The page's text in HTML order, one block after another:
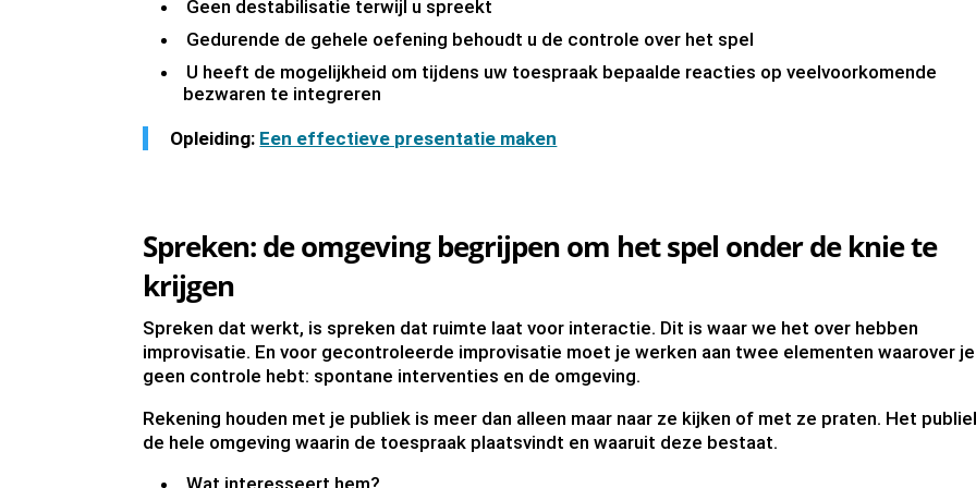
Geen destabilisatie terwijl u spreekt
Gedurende de gehele oefening behoudt u de controle over het spel
U heeft de mogelijkheid om tijdens uw toespraak bepaalde reacties op veelvoorkomende
bezwaren te integreren
Opleiding: Een effectieve presentatie maken
Spreken: de omgeving begrijpen om het spel onder de knie te
krijgen
Spreken dat werkt, is spreken dat ruimte laat voor interactie. Dit is waar we het over hebben
improvisatie. En voor gecontroleerde improvisatie moet je werken aan twee elementen waarover je
geen controle hebt: spontane interventies en de omgeving.
Rekening houden met je publiek is meer dan alleen maar naar ze kijken of met ze praten. Het
de hele omgeving waarin de toespraak plaatsvindt en waaruit deze bestaat.